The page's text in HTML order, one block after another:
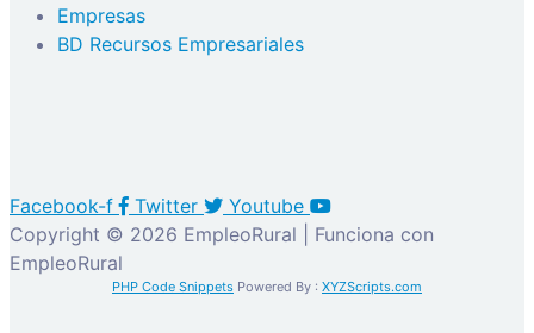
Empresas
BD Recursos Empresariales
Facebook-f Twitter
Youtube
Copyright © 2026 EmpleoRural | Funciona con
EmpleoRural
PHP Code Snippets Powered By : XYZScripts.com